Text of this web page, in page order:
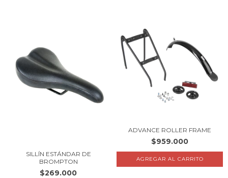
SILLÍN ESTÁNDAR DE
BROMPTON
$269.000
ADVANCE ROLLER FRAME
$959.000